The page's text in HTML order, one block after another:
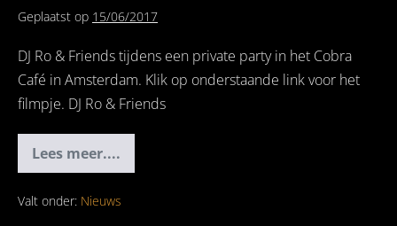
Geplaatst op 15/06/2017
DJ Ro & Friends tijdens een private party in het Cobra
Café in Amsterdam. Klik op onderstaande link voor het
filmpje. DJ Ro & Friends
Lees meer....
DJ
Ro
Friends
Valt onder: Nieuws